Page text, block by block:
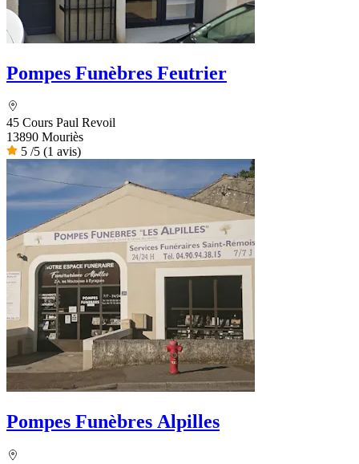
Pompes Funèbres Feutrier
45 Cours Paul Revoil
13890 Mouriès
5 /5 (1 avis)
Pompes Funèbres Alpilles